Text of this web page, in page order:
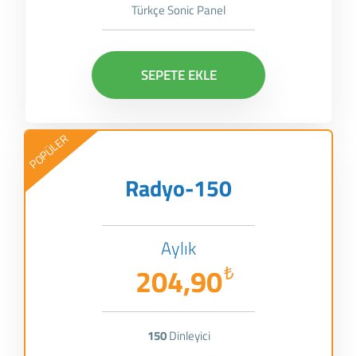
Türkçe Sonic Panel
SEPETE EKLE
POPÜLER
Radyo-150
Aylık
₺
204,90
150Dinleyici